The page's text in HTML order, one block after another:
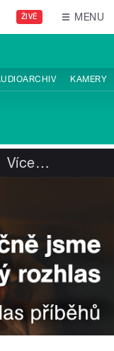
ŽIVĚ MENU
KAMERY
Více…